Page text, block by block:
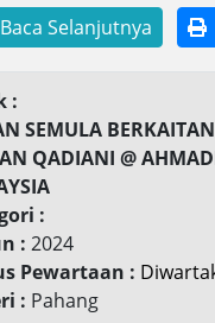
Baca Selanjutnya
:
SEMULA BERKAITAN
QADIANI @
:
: 2024
Pewartaan :
: Pahang